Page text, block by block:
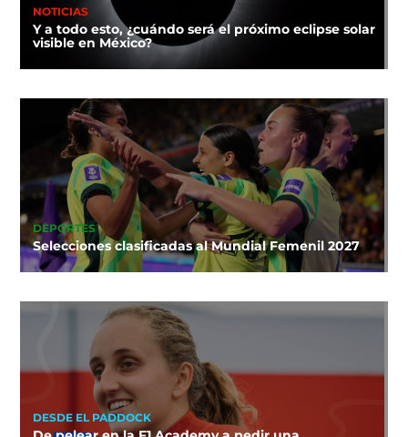
NOTICIAS
Y a todo esto, ¿cuándo será el próximo eclipse solar
visible en México?
DEPORTES
Selecciones clasificadas al Mundial Femenil 2027
DESDE EL PADDOCK